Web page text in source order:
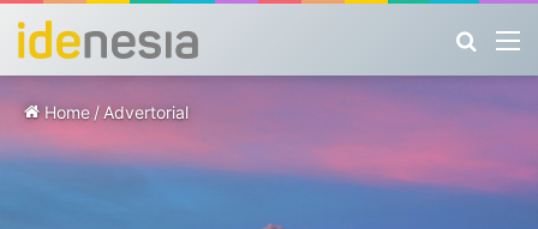
Home / Advertorial